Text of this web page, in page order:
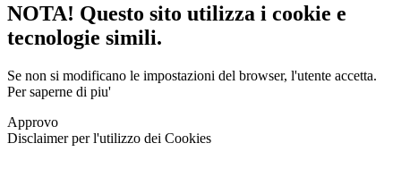
NOTA! Questo sito utilizza i cookie e
tecnologie simili.
Se non si modificano le impostazioni del browser, l'utente accetta.
Per saperne di piu'
Approvo
Disclaimer per l'utilizzo dei Cookies